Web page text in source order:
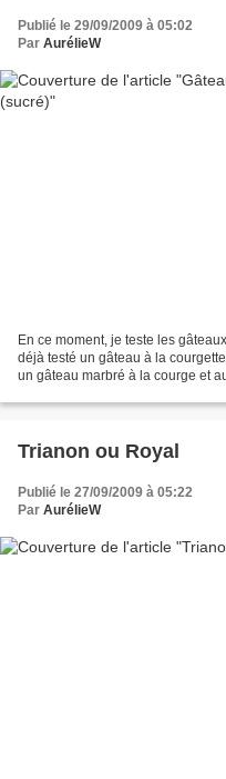
Publié le 29/09/2009 à 05:02
Par AurélieW
En ce moment, je teste les
déjà testé un gâteau à la
un gâteau marbré à la courge et
Trianon ou Royal
Publié le 27/09/2009 à 05:22
Par AurélieW